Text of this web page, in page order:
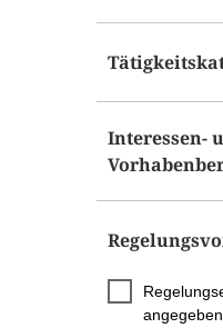
Interessen-